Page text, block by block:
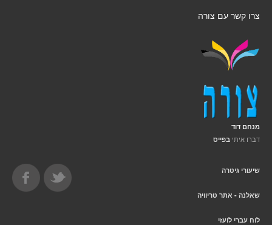
צרו קשר עם צורה
מנחם דוד
דברו איתי בפייס
שיעורי גיטרה
שאלנה - אתר טריוויה
לוח עברי לועזי